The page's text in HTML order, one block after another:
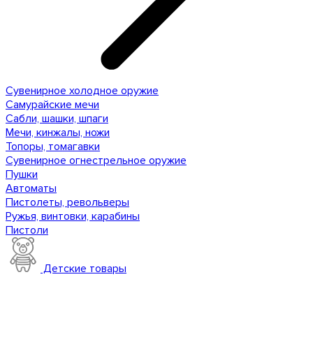
Сувенирное холодное оружие
Самурайские мечи
Сабли, шашки, шпаги
Мечи, кинжалы, ножи
Топоры, томагавки
Сувенирное огнестрельное оружие
Пушки
Автоматы
Пистолеты, револьверы
Ружья, винтовки, карабины
Пистоли
Детские товары